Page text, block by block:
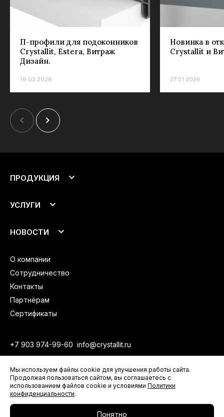
П-профили для подоконников
Crystallit, Estera, Витраж
Дизайн.
16.02.2026
Новинка в
Crystallit и
27.01.2026
ПРОДУКЦИЯ
Откосы
УСЛУГИ
Доставка
НОВОСТИ
Новости компании
Анонсы продукции
Видеоматериалы
О компании
Сотрудничество
Контакты
Партнёрам
Сертификаты
+7 903 974-99-60 info@crystallit.ru
Политика конфиденциальности
© 2012–2026 Crystallit
Мы используем файлы cookie для улучшения работы сайта.
Продолжая пользоваться сайтом, вы соглашаетесь с
использованием файлов cookie и условиями Политики
конфиденциальности.
Понятно